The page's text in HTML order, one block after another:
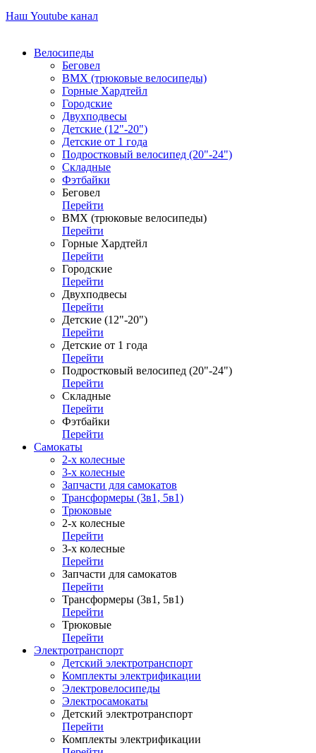
Наш Youtube канал
Велосипеды
Беговел
ВМХ (трюковые велосипеды)
Горные Хардтейл
Городские
Двухподвесы
Детские (12"-20")
Детские от 1 года
Подростковый велосипед (20"-24")
Складные
Фэтбайки
Беговел
Перейти
ВМХ (трюковые велосипеды)
Перейти
Горные Хардтейл
Перейти
Городские
Перейти
Двухподвесы
Перейти
Детские (12"-20")
Перейти
Детские от 1 года
Перейти
Подростковый велосипед (20"-24")
Перейти
Складные
Перейти
Фэтбайки
Перейти
Самокаты
2-х колесные
3-х колесные
Запчасти для самокатов
Трансформеры (3в1, 5в1)
Трюковые
2-х колесные
Перейти
3-х колесные
Перейти
Запчасти для самокатов
Перейти
Трансформеры (3в1, 5в1)
Перейти
Трюковые
Перейти
Электротранспорт
Детский электротранспорт
Комплекты электрификации
Электровелосипеды
Электросамокаты
Детский электротранспорт
Перейти
Комплекты электрификации